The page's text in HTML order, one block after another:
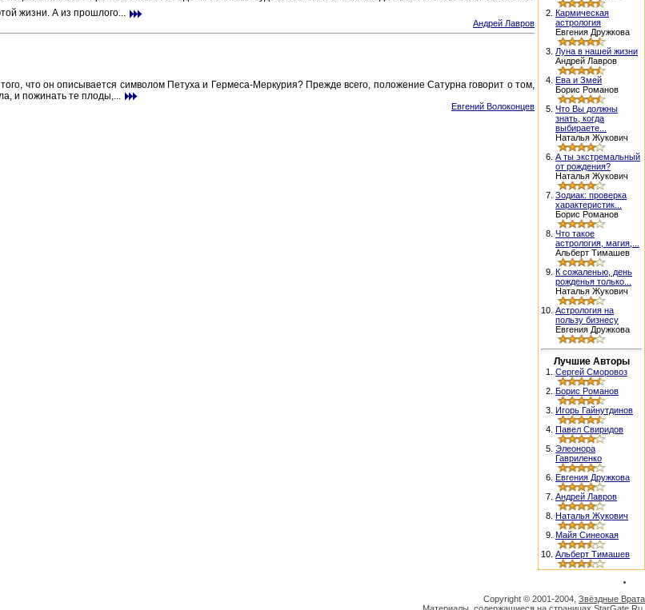
жизни. А из прошлого...
Андрей Лавров
что он описывается символом Петуха и Гермеса-Меркурия? Прежде всего, положение Сатурна говорит о том,
и пожинать те плоды,...
Евгений Волоконцев
2. Кармическая
астрология
Евгения Дружкова
3. Луна в нашей жизни
Андрей Лавров
4. Ева и Змей
Борис Романов
5. Что Вы должны
знать, когда
выбираете...
Наталья Жукович
6. А ты экстремальный
от рождения?
Наталья Жукович
7. Зодиак: проверка
характеристик...
Борис Романов
8. Что такое
астрология, магия,...
Альберт Тимашев
9. К сожаленью, день
рожденья только...
Наталья Жукович
10. Астрология на
пользу бизнесу
Евгения Дружкова
Лучшие Авторы
1. Сергей Сморовоз
2. Борис Романов
3. Игорь Гайнутдинов
4. Павел Свиридов
5. Элеонора
Гавриленко
6. Евгения Дружкова
7. Андрей Лавров
8. Наталья Жукович
9. Майя Синеокая
10. Альберт Тимашев
Copyright © 2001-2004, Звёздные Врата